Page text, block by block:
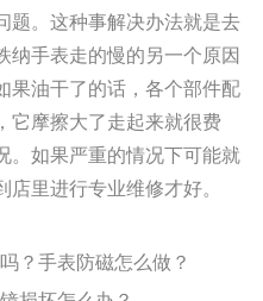
题。这种事解决办法就是去
纳手表走的慢的另一个原因
果油干了的话，各个部件配
它摩擦大了走起来就很费
。如果严重的情况下可能就
里进行专业维修才好。
？手表防磁怎么做？